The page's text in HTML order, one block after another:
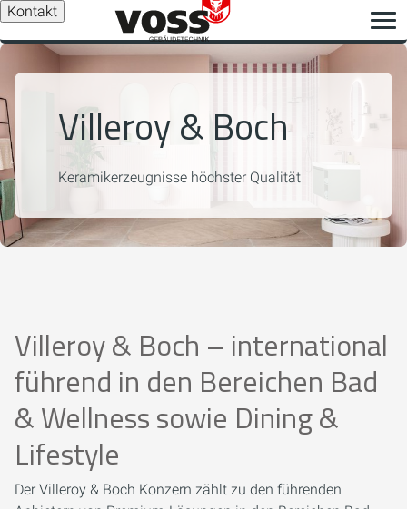
Kontakt
Villeroy & Boch
Keramikerzeugnisse höchster Qualität
Villeroy & Boch – international
führend in den Bereichen Bad
& Wellness sowie Dining &
Lifestyle
Der Villeroy & Boch Konzern zählt zu den führenden